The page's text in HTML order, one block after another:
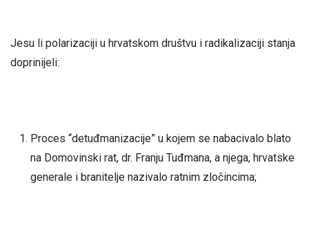
Jesu li polarizaciji u hrvatskom društvu i radikalizaciji stanja
doprinijeli:
Proces “detuđmanizacije” u kojem se nabacivalo blato
na Domovinski rat, dr. Franju Tuđmana, a njega, hrvatske
generale i branitelje nazivalo ratnim zločincima;